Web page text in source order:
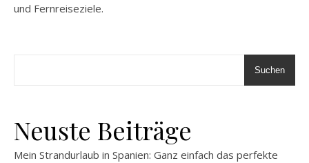
und Fernreiseziele.
Suchen
Neuste Beiträge
Mein Strandurlaub in Spanien: Ganz einfach das perfekte